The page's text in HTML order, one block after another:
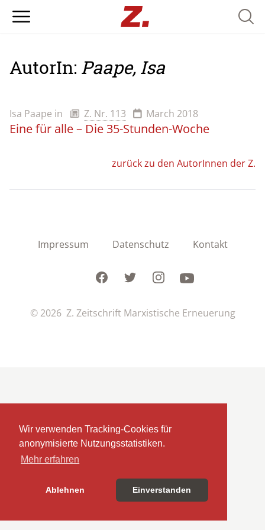
Wir verwenden Tracking-Cookies für
anonymisierte Nutzungsstatistiken.
Mehr erfahren
Ablehnen Einverstanden
AutorIn: Paape, Isa
Isa Paape in Z. Nr. 113 March 2018
Eine für alle – Die 35-Stunden-Woche
zurück zu den AutorInnen der Z.
Impressum Datenschutz Kontakt
FacebookTwitterInstagramYoutube
© 2026 Z. Zeitschrift Marxistische Erneuerung